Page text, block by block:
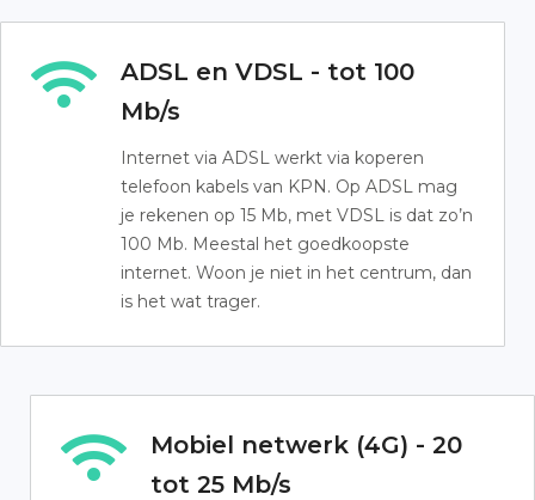
ADSL en VDSL - tot 100
Mb/s
Internet via ADSL werkt via koperen
telefoon kabels van KPN. Op ADSL mag
je rekenen op 15 Mb, met VDSL is dat zo’n
100 Mb. Meestal het goedkoopste
internet. Woon je niet in het centrum, dan
is het wat trager.
Mobiel netwerk (4G) - 20
tot 25 Mb/s